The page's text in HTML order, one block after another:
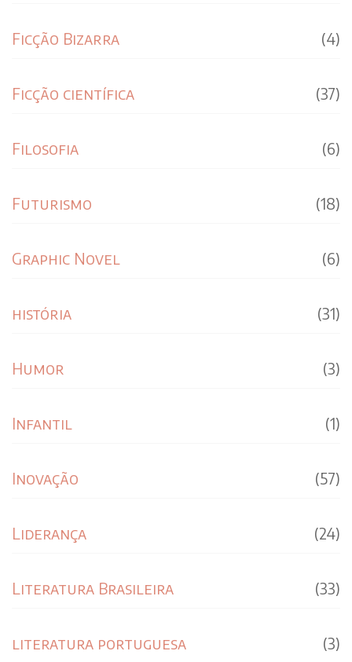
Ficção Bizarra (4)
Ficção científica (37)
Filosofia (6)
Futurismo (18)
Graphic Novel (6)
história (31)
Humor (3)
Infantil (1)
Inovação (57)
Liderança (24)
Literatura Brasileira (33)
literatura portuguesa (3)